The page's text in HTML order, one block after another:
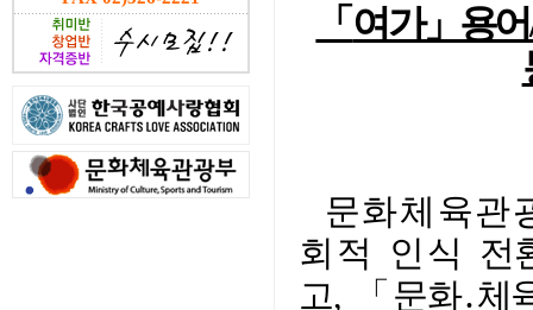
「 여가」용
문화체육관
회적 인식 전
고,
「문화․체